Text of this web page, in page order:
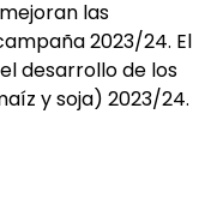
las
2023/24. El
desarrollo de los
y soja) 2023/24.